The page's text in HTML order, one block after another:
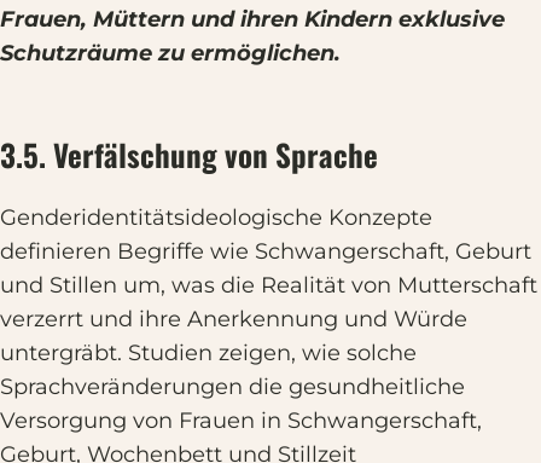
Frauen, Müttern und ihren Kindern exklusive
Schutzräume zu ermöglichen.
3.5. Verfälschung von Sprache
Genderidentitätsideologische Konzepte
definieren Begriffe wie Schwangerschaft, Geburt
und Stillen um, was die Realität von Mutterschaft
verzerrt und ihre Anerkennung und Würde
untergräbt. Studien zeigen, wie solche
Sprachveränderungen die gesundheitliche
Versorgung von Frauen in Schwangerschaft,
Geburt, Wochenbett und Stillzeit